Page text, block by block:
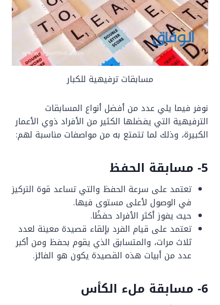
مسابقات ترفيهية للكبار
نوفر فيما يلي عدد من أفضل أنواع المسابقات
الترفيهية التي يفضلها الكثير من الأفراد ذوي الأعمار
الكبيرة، وذلك لما تتمتع به من مواصفات مناسبة لهم:
5- مسابقة الحفظ
تعتمد على سرعة الحفظ والتي تساعد قوة التركيز
في الوصول لأعلى مستوى فيها.
حيث يفوز أكثر الأفراد حفظًا.
تعتمد على قيام الفرد بإلقاء قصيدة معينة لعدد
ثلاث مرات، والمتسابق الذي يقوم بحفظ ومن أكبر
عدد من أبيات هذه القصيدة يكون هو الفائز.
6- مسابقة ملء الكأس